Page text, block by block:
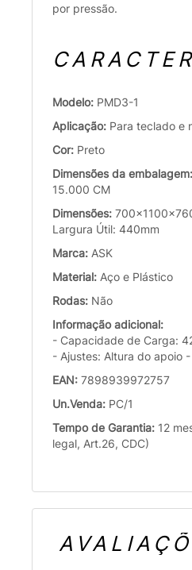
por pressão.
Modelo: PMD3-1
Aplicação: Para teclado e
Cor: Preto
Dimensões da embalagem:
15.000 CM
Dimensões:
Largura Útil: 440mm
Marca: ASK
Material: Aço e Plástico
Rodas: Não
Informação adicional:
- Capacidade de Carga:
- Ajustes: Altura do apoio
EAN: 7898939972757
Un.Venda: PC/1
Tempo de Garantia: 12
legal, Art.26, CDC)